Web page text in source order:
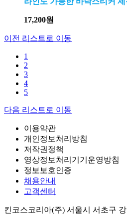
17,200원
이전 리스트로 이동
1
2
3
4
5
다음 리스트로 이동
이용약관
개인정보처리방침
저작권정책
영상정보처리기기운영방침
정보보호인증
채용안내
고객센터
킨코스코리아(주) 서울시 서초구